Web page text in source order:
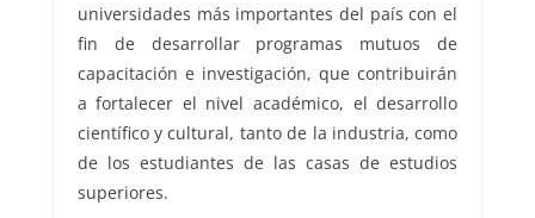
universidades más importantes del país con el
fin de desarrollar programas mutuos de
capacitación e investigación, que contribuirán
a fortalecer el nivel académico, el desarrollo
científico y cultural, tanto de la industria, como
de los estudiantes de las casas de estudios
superiores.